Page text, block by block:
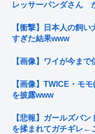
レッサーパンダさん
【衝撃】日本人の飼
すぎた結果www
【画像】ワイが今ま
【画像】TWICE・モ
を披露www
【悲報】ガールズバ
を揉まれてガチギレ←